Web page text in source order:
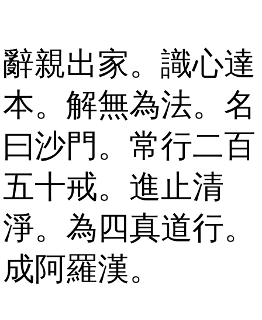
辭親出家。識心達
本。解無為法。名
曰沙門。常行二百
五十戒。進止清
淨。為四真道行。
成阿羅漢。